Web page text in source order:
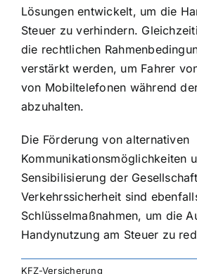
Lösungen entwickelt, um die
Steuer zu verhindern.
die rechtlichen
verstärkt werden, um Fahrer
von Mobiltelefonen während
abzuhalten.
Die Förderung von alternativen
Kommunikationsmöglichkeiten
Sensibilisierung der
Verkehrssicherheit sind
Schlüsselmaßnahmen, um die
Handynutzung am Steuer zu
KFZ-Versicherung